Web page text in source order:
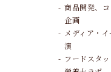
商品開発、
企画
メディア・
演
フードスタ